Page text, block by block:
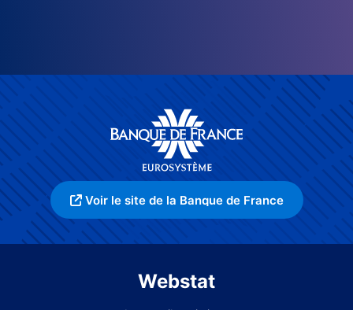
Voir le site de la Banque de France
Webstat